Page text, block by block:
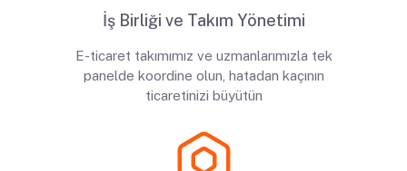
İş Birliği ve Takım Yönetimi
E-ticaret takımımız ve uzmanlarımızla tek
panelde koordine olun, hatadan kaçının
ticaretinizi büyütün